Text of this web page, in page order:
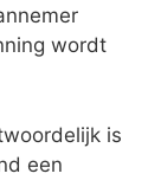
wordt
is
een